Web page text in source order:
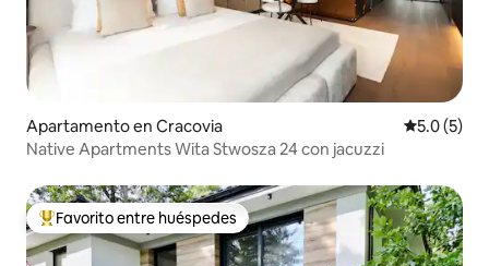
Apartamento en Cracovia
5.0 (5)
Native Apartments Wita Stwosza 24 con jacuzzi
Favorito entre huéspedes preferido
Favorito entre huéspedes